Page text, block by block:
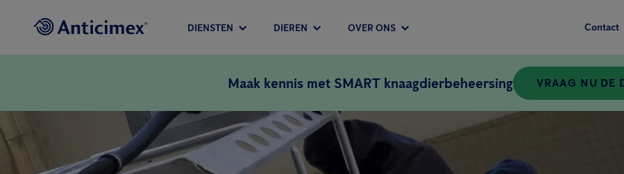
DIENSTEN DIEREN OVER ONS Contact
Maak kennis met SMART knaagdierbeheersing VRAAG NU DE